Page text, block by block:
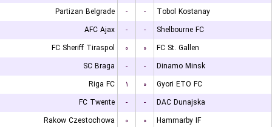
Partizan Belgrade
- -
Tobol Kostanay
AFC Ajax
- -
Shelbourne FC
FC Sheriff Tiraspol
۰ ۰
FC St. Gallen
SC Braga
- -
Dinamo Minsk
Riga FC
۱ ۰
Gyori ETO FC
FC Twente
- -
DAC Dunajska
Rakow Czestochowa
۰ ۰
Hammarby IF